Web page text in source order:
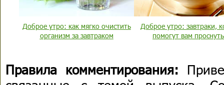
Доброе утро: как мягко очистить
организм за завтраком
Доброе утро: завтраки,
помогут вам
Правила комментирования: